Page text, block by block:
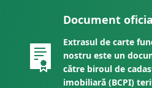
Document
Extrasul de carte
nostru este un
către biroul de
imobiliară (BCPI)